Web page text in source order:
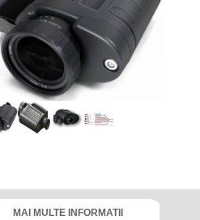
MAI MULTE INFORMATII